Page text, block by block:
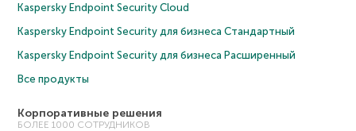
Kaspersky Endpoint Security Cloud
Kaspersky Endpoint Security для бизнеса Cтандартный
Kaspersky Endpoint Security для бизнеса Расширенный
Все продукты
Корпоративные решения
БОЛЕЕ 1000 СОТРУДНИКОВ